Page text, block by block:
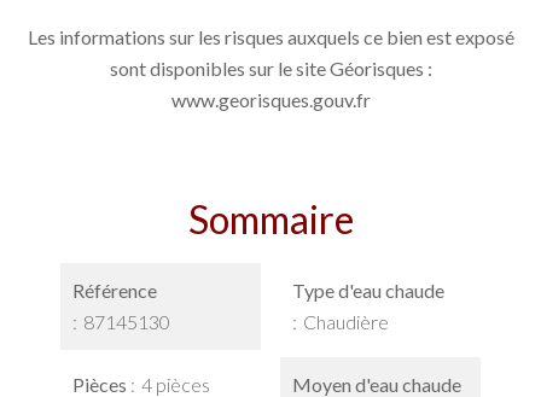
Les informations sur les risques auxquels ce bien est exposé
sont disponibles sur le site Géorisques :
www.georisques.gouv.fr
Sommaire
Référence
87145130
Pièces 4 pièces
Type d'eau chaude
Chaudière
Moyen d'eau chaude